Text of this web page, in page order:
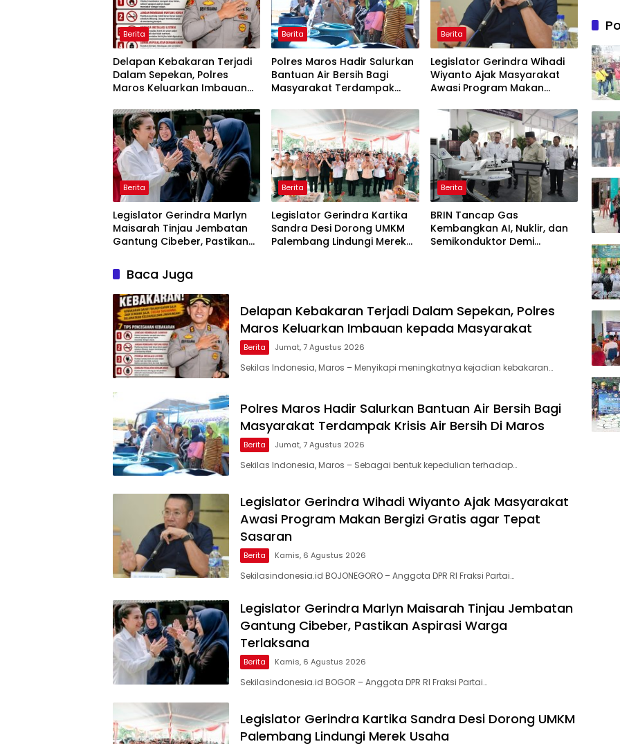
Berita
Delapan Kebakaran Terjadi
Dalam Sepekan, Polres
Maros Keluarkan Imbauan
Berita
Polres Maros Hadir Salurkan
Bantuan Air Bersih Bagi
Masyarakat Terdampak
Berita
Legislator Gerindra Wihadi
Wiyanto Ajak Masyarakat
Awasi Program Makan
Sasaran
Berita
Legislator Gerindra Marlyn
Maisarah Tinjau Jembatan
Gantung Cibeber, Pastikan
Berita
Legislator Gerindra Kartika
Sandra Desi Dorong UMKM
Palembang Lindungi Merek
Berita
BRIN Tancap Gas
Kembangkan AI, Nuklir, dan
Semikonduktor Demi
Baca Juga
Delapan Kebakaran Terjadi Dalam Sepekan, Polres
Maros Keluarkan Imbauan kepada Masyarakat
Berita Jumat, 7 Agustus 2026
Sekilas Indonesia, Maros – Menyikapi meningkatnya kejadian kebakaran…
Polres Maros Hadir Salurkan Bantuan Air Bersih Bagi
Masyarakat Terdampak Krisis Air Bersih Di Maros
Berita Jumat, 7 Agustus 2026
Sekilas Indonesia, Maros – Sebagai bentuk kepedulian terhadap…
Legislator Gerindra Wihadi Wiyanto Ajak Masyarakat
Awasi Program Makan Bergizi Gratis agar Tepat
Sasaran
Berita Kamis, 6 Agustus 2026
Sekilasindonesia.id BOJONEGORO – Anggota DPR RI Fraksi Partai…
Legislator Gerindra Marlyn Maisarah Tinjau Jembatan
Gantung Cibeber, Pastikan Aspirasi Warga
Terlaksana
Berita Kamis, 6 Agustus 2026
Sekilasindonesia.id BOGOR – Anggota DPR RI Fraksi Partai…
Legislator Gerindra Kartika Sandra Desi Dorong UMKM
Palembang Lindungi Merek Usaha
Awasi
agar